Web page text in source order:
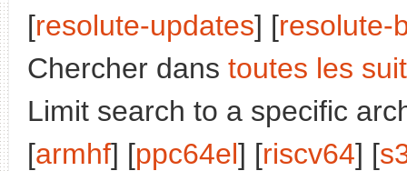
[resolute-updates] [resolute-
Chercher dans toutes les
Limit search to a specific
[armhf] [ppc64el] [riscv64] [